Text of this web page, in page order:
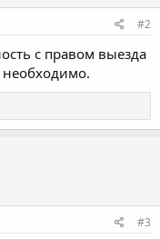
#2
с правом выезда
необходимо.
#3